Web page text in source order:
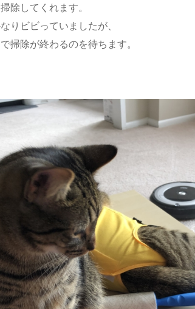
除してくれます。
りビビっていましたが、
掃除が終わるのを待ちます。